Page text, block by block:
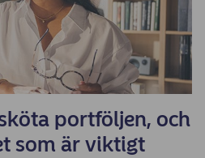
portföljen, och
som är viktigt